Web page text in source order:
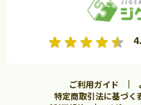
ご利用ガイド
特定商取引法に基づく